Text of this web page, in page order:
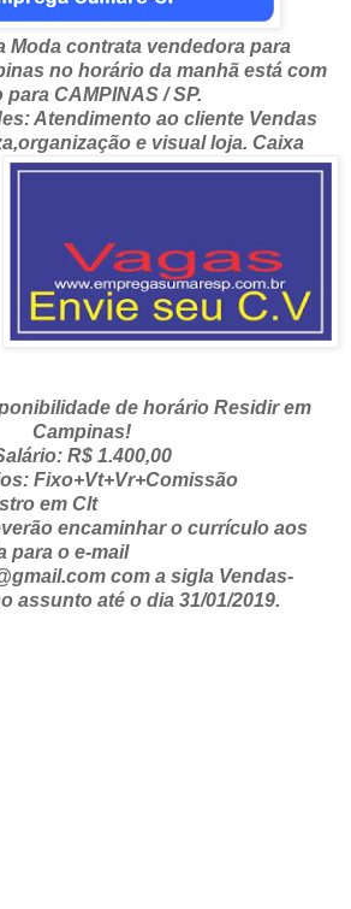
Moda contrata vendedora para
no horário da manhã está com
CAMPINAS / SP.
Atendimento ao cliente Vendas
e visual loja. Caixa
de horário Residir em
Campinas!
R$ 1.400,00
Fixo+Vt+Vr+Comissão
em Clt
encaminhar o currículo aos
para o e-mail
com a sigla Vendas-
assunto até o dia 31/01/2019.